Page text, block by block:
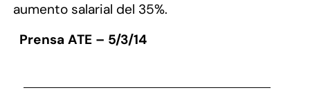
aumento salarial del 35%.
Prensa ATE – 5/3/14